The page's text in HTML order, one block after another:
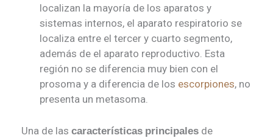
localizan la mayoría de los aparatos y
sistemas internos, el aparato respiratorio se
localiza entre el tercer y cuarto segmento,
además de el aparato reproductivo. Esta
región no se diferencia muy bien con el
prosoma y a diferencia de los escorpiones, no
presenta un metasoma.
Una de las características principales de